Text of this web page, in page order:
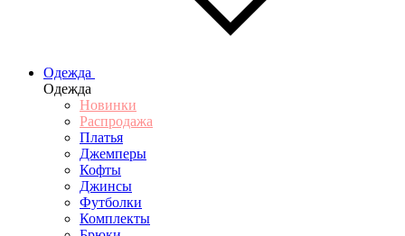
Одежда
Одежда
Новинки
Распродажа
Платья
Джемперы
Кофты
Джинсы
Футболки
Комплекты